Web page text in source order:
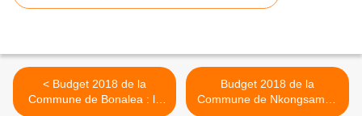
< Budget 2018 de la
Commune de Bonalea : le
Budget 2018 de la
Commune de Nkongsamba